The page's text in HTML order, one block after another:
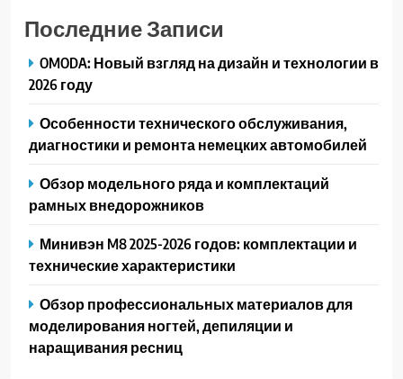
Последние Записи
OMODA: Новый взгляд на дизайн и технологии в
2026 году
Особенности технического обслуживания,
диагностики и ремонта немецких автомобилей
Обзор модельного ряда и комплектаций
рамных внедорожников
Минивэн M8 2025-2026 годов: комплектации и
технические характеристики
Обзор профессиональных материалов для
моделирования ногтей, депиляции и
наращивания ресниц